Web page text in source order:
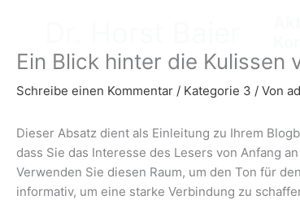
Ein Blick hinter die Kulissen
Schreibe einen Kommentar / Kategorie 3 / Von
Dieser Absatz dient als Einleitung zu Ihrem
dass Sie das Interesse des Lesers von Anfang
Verwenden Sie diesen Raum, um den Ton für
informativ, um eine starke Verbindung zu